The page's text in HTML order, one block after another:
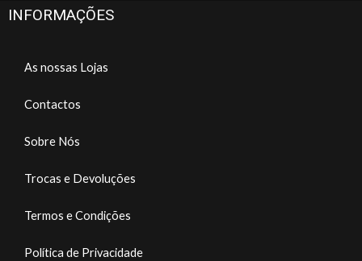
INFORMAÇÕES
As nossas Lojas
Contactos
Sobre Nós
Trocas e Devoluções
Termos e Condições
Política de Privacidade